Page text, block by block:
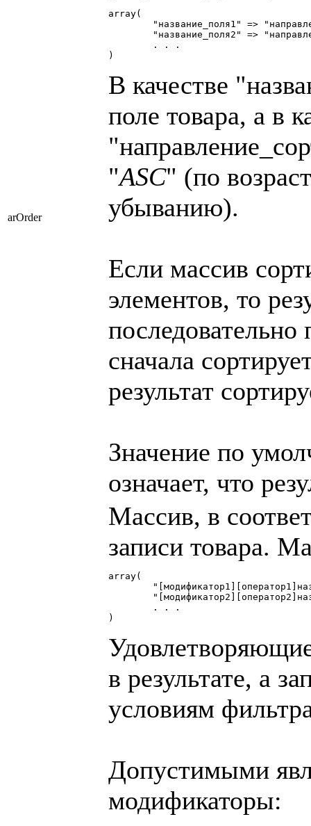
arOrder
array(
)
В качестве
поле товара, а в
"ASC" (по
убыванию).
Если массив
элементов, то
сначала
результат
Значение по
означает, что
Массив, в
записи товара.
array(
)
в результате, а
условиям
Допустимыми
модификаторы: